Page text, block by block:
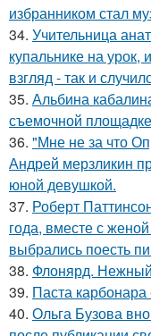
избранником стал
34. Учительница
купальнике на урок,
взгляд - так и
35. Альбина
съемочной
36. "Мне не за что
Андрей мерзликин
юной девушкой.
37. Роберт
года, вместе с
выбрались поесть
38. Флонярд. Нежный
39. Паста карбонара
40. Ольга Бузова